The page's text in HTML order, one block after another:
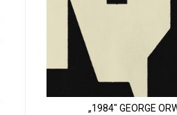
„1984" GEORGE